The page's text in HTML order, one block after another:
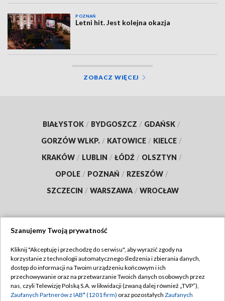
POZNAŃ
Letni hit. Jest kolejna okazja
ZOBACZ WIĘCEJ
BIAŁYSTOK / BYDGOSZCZ / GDAŃSK /
GORZÓW WLKP. / KATOWICE / KIELCE /
KRAKÓW / LUBLIN / ŁÓDŹ / OLSZTYN /
OPOLE / POZNAŃ / RZESZÓW /
SZCZECIN / WARSZAWA / WROCŁAW
TVP
Abonament TVP
Emisja w TVP
Regulamin TVP
Polityka prywatności
Szanujemy Twoją prywatność
Kliknij "Akceptuję i przechodzę do serwisu", aby wyrazić zgody na
korzystanie z technologii automatycznego śledzenia i zbierania danych,
dostęp do informacji na Twoim urządzeniu końcowym i ich
przechowywanie oraz na przetwarzanie Twoich danych osobowych przez
nas, czyli Telewizję Polską S.A. w likwidacji (zwaną dalej również „TVP”),
Zaufanych Partnerów z IAB* (1201 firm) oraz pozostałych Zaufanych